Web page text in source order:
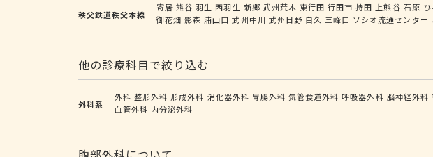
秩父鉄道秩父本線
寄居 熊谷 羽生 西羽生 新郷 武州荒木 東行田 行田市 持田 上熊谷 石原
御花畑 影森 浦山口 武州中川 武州日野 白久 三峰口 ソシオ流通センター
他の診療科目で絞り込む
外科系
外科 整形外科 形成外科 消化器外科 胃腸外科 気管食道外科 呼吸器外科 脳神経外科
血管外科 内分泌外科